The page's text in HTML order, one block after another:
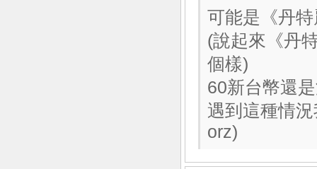
可能是《丹
(說起來《丹
個樣)
60新台幣還
遇到這種情
orz)